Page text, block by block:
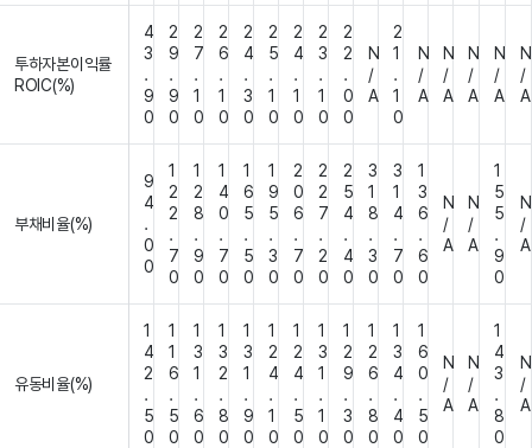
투하자본이익률
ROIC(%)
4
3
.
9
0
2
9
.
9
0
2
7
.
1
0
2
6
.
1
0
2
4
.
3
0
2
5
.
1
0
2
4
.
1
0
2
3
.
1
0
2
2
.
0
0
N
/
A
2
1
.
1
0
N
/
A
N
/
A
N
/
A
N
/
A
N
/
A
부채비율(%)
9
4
.
0
0
1
2
2
.
7
0
1
2
8
.
9
0
1
4
0
.
7
0
1
6
5
.
5
0
1
9
5
.
3
0
2
0
6
.
7
0
2
2
7
.
2
0
2
5
4
.
4
0
3
1
8
.
3
0
3
1
4
.
7
0
1
3
6
.
6
0
N
/
A
N
/
A
1
5
5
.
9
0
N
/
A
유동비율(%)
1
4
2
.
5
0
1
1
6
.
5
0
1
3
1
.
6
0
1
3
2
.
8
0
1
3
1
.
9
0
1
2
4
.
1
0
1
2
4
.
5
0
1
3
1
.
1
0
1
2
9
.
3
0
1
2
6
.
8
0
1
3
4
.
4
0
1
6
0
.
5
0
N
/
A
N
/
A
1
4
3
.
8
0
N
/
A